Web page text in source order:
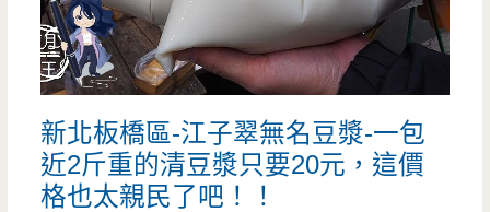
飯
120
元
也
太
魚
頭
酸
菜
魚-
新北板橋區-江子翠無名豆漿-一包
近2斤重的清豆漿只要20元，這價
格也太親民了吧！！